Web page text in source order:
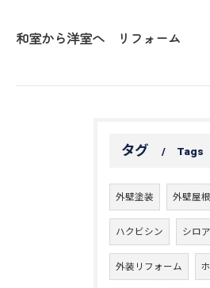
和室から洋室へ リフォーム
タグ Tags
外壁塗装 外壁屋
ハクビシン シロ
外装リフォーム